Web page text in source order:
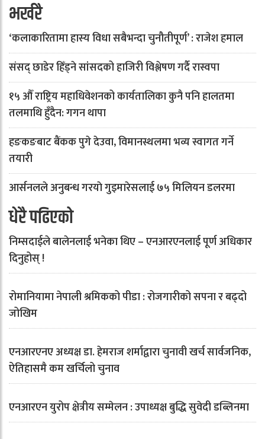
भर्खरै
‘कलाकारितामा हास्य विधा सबैभन्दा चुनौतीपूर्ण’ : राजेश हमाल
संसद् छाडेर हिँड्ने सांसदको हाजिरी विश्लेषण गर्दै रास्वपा
१५ औँ राष्ट्रिय महाधिवेशनको कार्यतालिका कुनै पनि हालतमा
तलमाथि हुँदैन: गगन थापा
हङकङबाट बैंकक पुगे देउवा, विमानस्थलमा भव्य स्वागत गर्ने
तयारी
आर्सनलले अनुबन्ध गरयाे गुइमारेसलाई ७५ मिलियन डलरमा
धेरै पढिएको
निम्सदाईले बालेनलाई भनेका थिए – एनआरएनलाई पूर्ण अधिकार
दिनुहोस् !
रोमानियामा नेपाली श्रमिकको पीडा : रोजगारीको सपना र बढ्दो
जोखिम
एनआरएनए अध्यक्ष डा. हेमराज शर्माद्वारा चुनावी खर्च सार्वजनिक,
ऐतिहासमै कम खर्चिलो चुनाव
एनआरएन युरोप क्षेत्रीय सम्मेलन : उपाध्यक्ष बुद्धि सुवेदी डब्लिनमा